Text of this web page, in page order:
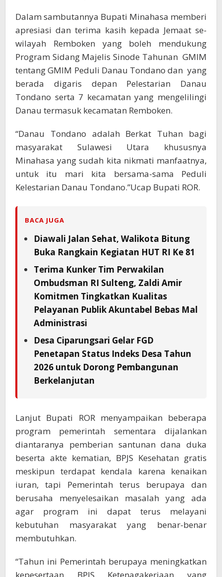
Dalam sambutannya Bupati Minahasa memberi
apresiasi dan terima kasih kepada Jemaat se-
wilayah Remboken yang boleh mendukung
Program Sidang Majelis Sinode Tahunan GMIM
tentang GMIM Peduli Danau Tondano dan yang
berada digaris depan Pelestarian Danau
Tondano serta 7 kecamatan yang mengelilingi
Danau termasuk kecamatan Remboken.
“Danau Tondano adalah Berkat Tuhan bagi
masyarakat Sulawesi Utara khususnya
Minahasa yang sudah kita nikmati manfaatnya,
untuk itu mari kita bersama-sama Peduli
Kelestarian Danau Tondano.”Ucap Bupati ROR.
BACA JUGA
Diawali Jalan Sehat, Walikota Bitung
Buka Rangkain Kegiatan HUT RI Ke 81
Terima Kunker Tim Perwakilan
Ombudsman RI Sulteng, Zaldi Amir
Komitmen Tingkatkan Kualitas
Pelayanan Publik Akuntabel Bebas Mal
Administrasi
Desa Ciparungsari Gelar FGD
Penetapan Status Indeks Desa Tahun
2026 untuk Dorong Pembangunan
Berkelanjutan
Lanjut Bupati ROR menyampaikan beberapa
program pemerintah sementara dijalankan
diantaranya pemberian santunan dana duka
beserta akte kematian, BPJS Kesehatan gratis
meskipun terdapat kendala karena kenaikan
iuran, tapi Pemerintah terus berupaya dan
berusaha menyelesaikan masalah yang ada
agar program ini dapat terus melayani
kebutuhan masyarakat yang benar-benar
membutuhkan.
“Tahun ini Pemerintah berupaya meningkatkan